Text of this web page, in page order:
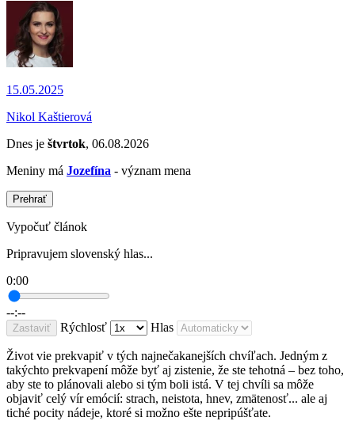
15.05.2025
Nikol Kaštierová
Dnes je štvrtok, 06.08.2026
Meniny má Jozefína - význam mena
Prehrať
Vypočuť článok
Pripravujem slovenský hlas...
0:00
--:--
Zastaviť Rýchlosť Hlas
Život vie prekvapiť v tých najnečakanejších chvíľach. Jedným z
takýchto prekvapení môže byť aj zistenie, že ste tehotná – bez toho,
aby ste to plánovali alebo si tým boli istá. V tej chvíli sa môže
objaviť celý vír emócií: strach, neistota, hnev, zmätenosť... ale aj
tiché pocity nádeje, ktoré si možno ešte nepripúšťate.